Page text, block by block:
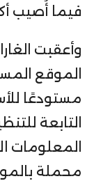
فيما أُصيب أكثر من 20
وأعقبت
الموقع
مستودعًا
التابعة
المعلومات
محملة